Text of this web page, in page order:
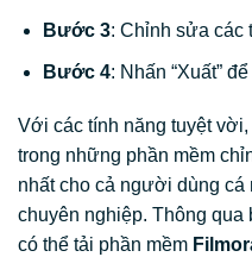
Bước 3: Chỉnh sửa các
Bước 4: Nhấn “Xuất”
Với các tính năng tuyệt
trong những phần mềm
nhất cho cả người dùng cá
chuyên nghiệp. Thông qua
có thể tải phần mềm